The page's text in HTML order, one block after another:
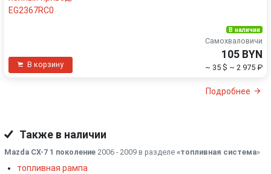
В корзину
В наличии
Самохваловичи
105 BYN
~ 35 $ ~ 2 975 ₽
Подробнее
Также в наличии
Mazda CX-7 1 поколение 2006 - 2009 в разделе «топливная система»
топливная рампа